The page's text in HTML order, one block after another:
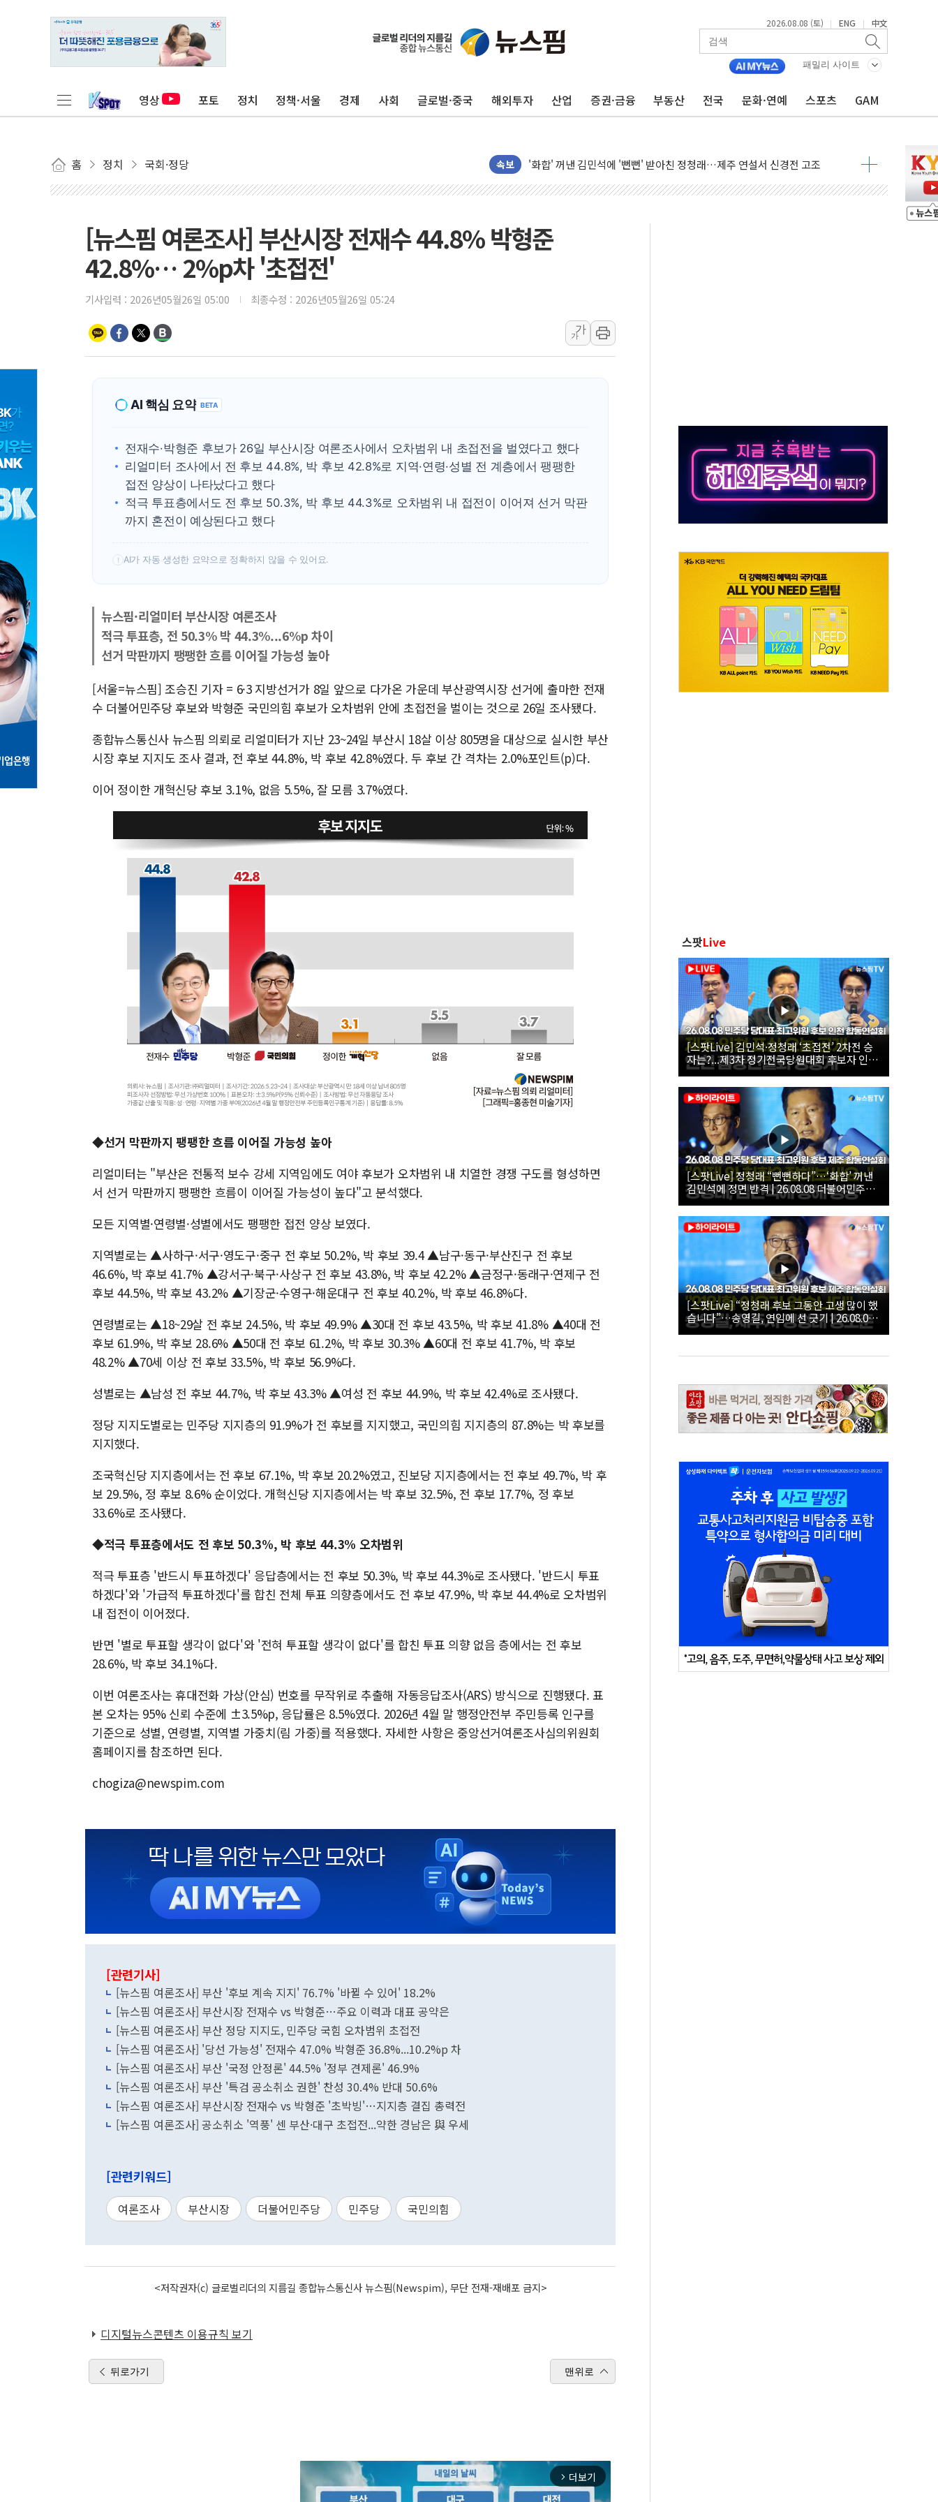
2026.08.08 (토) | ENG | 中文
패밀리 사이트
영상 포토 정치 정책·서울 경제 사회 글로벌·중국 해외투자 산업 증권·금융 부동산 전국 문화·연예 스포츠 GAM
홈 정치 국회·정당 속보
美, 이란전 출구전략 만지작…공습 한계·탄약 부족 현실화
강릉·동해·삼척 시간당 최대 50㎜ 폭우…강원 동해안 강한 비 어어져
서울 중랑구 주택가서 흉기 난동…60대 남성 2명 숨져
李대통령 "결혼 때문에 손해 보는 일 없게"…'결혼 페널티' 22개 과제 손본다
인천서 말다툼 중 어머니 흉기 살해 10대 아들 체포
'화합' 꺼낸 김민석에 '뻔뻔' 받아친 정청래…제주 연설서 신경전 고조
인제 용대리 계곡서 수위 상승으로 피서객 7명 고립…전원 구조
동해시, 11~14일 '별똥별 멍' 운영…페르세우스 유성우 관측
강원 중·남부 동해안 시간당 50mm 이상 폭우…호우경보 발효
청양 밭에서 일하던 90대 숨져…온열질환 여부 조사
李대통령, 'ISA·주가누르기 방지법' 전면 재검토 지시
[뉴스핌 여론조사] 부산시장 전재수 44.8% 박형준
42.8%… 2%p차 '초접전'
기사입력 : 2026년05월26일 05:00 최종수정 : 2026년05월26일 05:24
가
가
AI 핵심 요약 BETA
전재수·박형준 후보가 26일 부산시장 여론조사에서 오차범위 내 초접전을 벌였다고 했다
리얼미터 조사에서 전 후보 44.8%, 박 후보 42.8%로 지역·연령·성별 전 계층에서 팽팽한
접전 양상이 나타났다고 했다
적극 투표층에서도 전 후보 50.3%, 박 후보 44.3%로 오차범위 내 접전이 이어져 선거 막판
까지 혼전이 예상된다고 했다
! AI가 자동 생성한 요약으로 정확하지 않을 수 있어요.
뉴스핌·리얼미터 부산시장 여론조사
적극 투표층, 전 50.3% 박 44.3%...6%p 차이
선거 막판까지 팽팽한 흐름 이어질 가능성 높아
[서울=뉴스핌] 조승진 기자 = 6·3 지방선거가 8일 앞으로 다가온 가운데 부산광역시장 선거에 출마한 전재
수 더불어민주당 후보와 박형준 국민의힘 후보가 오차범위 안에 초접전을 벌이는 것으로 26일 조사됐다.
종합뉴스통신사 뉴스핌 의뢰로 리얼미터가 지난 23~24일 부산시 18살 이상 805명을 대상으로 실시한 부산
시장 후보 지지도 조사 결과, 전 후보 44.8%, 박 후보 42.8%였다. 두 후보 간 격차는 2.0%포인트(p)다.
이어 정이한 개혁신당 후보 3.1%, 없음 5.5%, 잘 모름 3.7%였다.
◆선거 막판까지 팽팽한 흐름 이어질 가능성 높아
리얼미터는 "부산은 전통적 보수 강세 지역임에도 여야 후보가 오차범위 내 치열한 경쟁 구도를 형성하면
서 선거 막판까지 팽팽한 흐름이 이어질 가능성이 높다"고 분석했다.
모든 지역별·연령별·성별에서도 팽팽한 접전 양상 보였다.
지역별로는 ▲사하구·서구·영도구·중구 전 후보 50.2%, 박 후보 39.4 ▲남구·동구·부산진구 전 후보
46.6%, 박 후보 41.7% ▲강서구·북구·사상구 전 후보 43.8%, 박 후보 42.2% ▲금정구·동래구·연제구 전
후보 44.5%, 박 후보 43.2% ▲기장군·수영구·해운대구 전 후보 40.2%, 박 후보 46.8%다.
연령별로는 ▲18~29살 전 후보 24.5%, 박 후보 49.9% ▲30대 전 후보 43.5%, 박 후보 41.8% ▲40대 전
후보 61.9%, 박 후보 28.6% ▲50대 전 후보 61.2%, 박 후보 30.3% ▲60대 전 후보 41.7%, 박 후보
48.2% ▲70세 이상 전 후보 33.5%, 박 후보 56.9%다.
성별로는 ▲남성 전 후보 44.7%, 박 후보 43.3% ▲여성 전 후보 44.9%, 박 후보 42.4%로 조사됐다.
정당 지지도별로는 민주당 지지층의 91.9%가 전 후보를 지지했고, 국민의힘 지지층의 87.8%는 박 후보를
지지했다.
조국혁신당 지지층에서는 전 후보 67.1%, 박 후보 20.2%였고, 진보당 지지층에서는 전 후보 49.7%, 박 후
보 29.5%, 정 후보 8.6% 순이었다. 개혁신당 지지층에서는 박 후보 32.5%, 전 후보 17.7%, 정 후보
33.6%로 조사됐다.
◆적극 투표층에서도 전 후보 50.3%, 박 후보 44.3% 오차범위
적극 투표층 '반드시 투표하겠다' 응답층에서는 전 후보 50.3%, 박 후보 44.3%로 조사됐다. '반드시 투표
하겠다'와 '가급적 투표하겠다'를 합친 전체 투표 의향층에서도 전 후보 47.9%, 박 후보 44.4%로 오차범위
내 접전이 이어졌다.
반면 '별로 투표할 생각이 없다'와 '전혀 투표할 생각이 없다'를 합친 투표 의향 없음 층에서는 전 후보
28.6%, 박 후보 34.1%다.
이번 여론조사는 휴대전화 가상(안심) 번호를 무작위로 추출해 자동응답조사(ARS) 방식으로 진행됐다. 표
본 오차는 95% 신뢰 수준에 ±3.5%p, 응답률은 8.5%였다. 2026년 4월 말 행정안전부 주민등록 인구를
기준으로 성별, 연령별, 지역별 가중치(림 가중)를 적용했다. 자세한 사항은 중앙선거여론조사심의위원회
홈페이지를 참조하면 된다.
chogiza@newspim.com
[관련기사]
[뉴스핌 여론조사] 부산 '후보 계속 지지' 76.7% '바뀔 수 있어' 18.2%
[뉴스핌 여론조사] 부산시장 전재수 vs 박형준…주요 이력과 대표 공약은
[뉴스핌 여론조사] 부산 정당 지지도, 민주당 국힘 오차범위 초접전
[뉴스핌 여론조사] '당선 가능성' 전재수 47.0% 박형준 36.8%...10.2%p 차
[뉴스핌 여론조사] 부산 '국정 안정론' 44.5% '정부 견제론' 46.9%
[뉴스핌 여론조사] 부산 '특검 공소취소 권한' 찬성 30.4% 반대 50.6%
[뉴스핌 여론조사] 부산시장 전재수 vs 박형준 '초박빙'…지지층 결집 총력전
[뉴스핌 여론조사] 공소취소 '역풍' 센 부산·대구 초접전...약한 경남은 與 우세
[관련키워드]
여론조사 부산시장 더불어민주당 민주당 국민의힘
<저작권자(c) 글로벌리더의 지름길 종합뉴스통신사 뉴스핌(Newspim), 무단 전재-재배포 금지>
디지털뉴스콘텐츠 이용규칙 보기
뒤로가기 맨위로
arrow_forward_ios 더보기
스팟Live
[스팟Live] 김민석·정청래 ‘초접전’ 2차전 승
자는?...제3차 정기전국당원대회 후보자 인천
합동연설회 생중계 | 26.08.08
[스팟Live] 정청래 “뻔뻔하다”…‘화합’ 꺼낸
김민석에 정면 반격 | 26.08.08 더불어민주당
당대표·최고위원 후보 제주 합동연설회
[스팟Live] “정청래 후보 그동안 고생 많이 했
습니다”…송영길, 연임에 선 긋기 | 26.08.08
더불어민주당 당대표·최고위원 후보 제주 합